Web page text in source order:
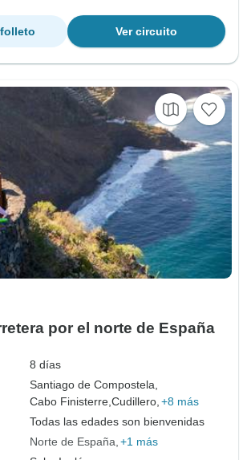
Ver circuito
por el norte de España
8 días
Santiago de Compostela,
Cabo Finisterre,Cudillero, +8 más
Todas las edades son bienvenidas
Norte de España +1 más